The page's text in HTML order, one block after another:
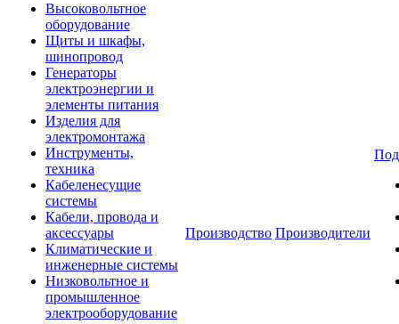
Высоковольтное
оборудование
Щиты и шкафы,
шинопровод
Генераторы
электроэнергии и
элементы питания
Изделия для
электромонтажа
Инструменты,
техника
Кабеленесущие
системы
Кабели, провода и
аксессуары
Климатические и
инженерные системы
Низковольтное и
промышленное
электрооборудование
Производство Производители